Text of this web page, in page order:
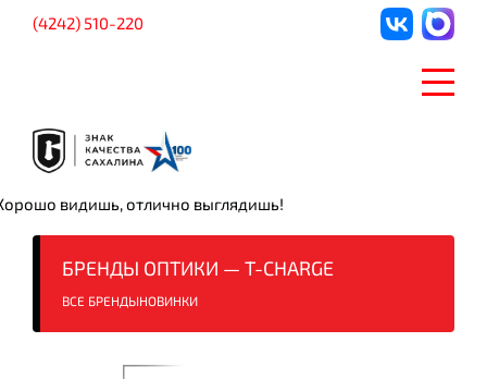
видишь, отлично выглядишь!
(4242) 510-220
БРЕНДЫ ОПТИКИ — T-CHARGE
ВСЕ БРЕНДЫНОВИНКИ